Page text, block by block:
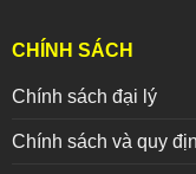
CHÍNH SÁCH
Chính sách đại lý
Chính sách và quy